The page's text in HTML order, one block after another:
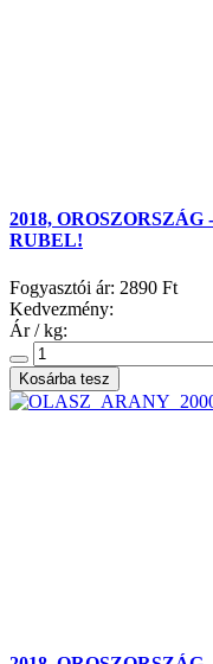
2018,
RUBEL!
Fogyasztói ár: 2890 Ft
Kedvezmény:
Ár / kg: